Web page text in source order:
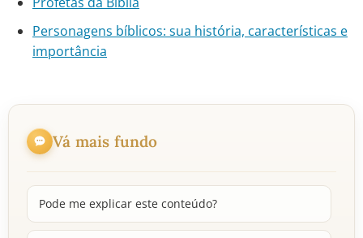
Personagens bíblicos: sua história, características e
importância
Vá mais fundo
Pode me explicar este conteúdo?